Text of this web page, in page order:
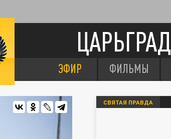
ЦАРЬГРАД
ЭФИР ФИЛЬМЫ
СВЯТАЯ ПРАВДА